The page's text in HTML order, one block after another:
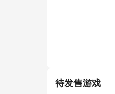
待发售游戏